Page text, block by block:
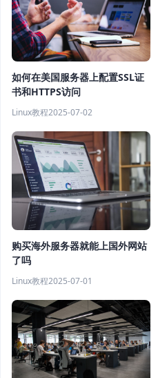
如何在美国服务器上配置SSL证
书和HTTPS访问
Linux教程2025-07-02
购买海外服务器就能上国外网站
了吗
Linux教程2025-07-01